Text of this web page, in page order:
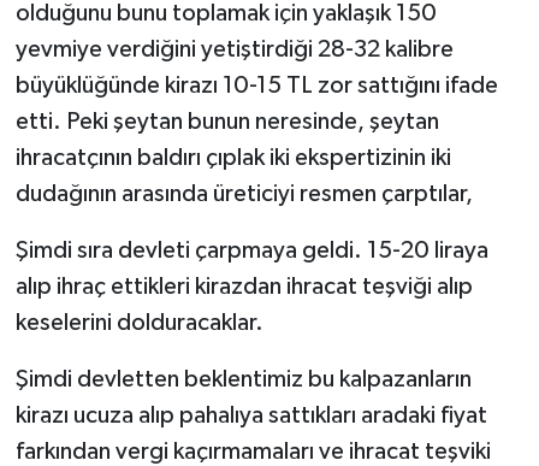
olduğunu bunu toplamak için yaklaşık 150
yevmiye verdiğini yetiştirdiği 28-32 kalibre
büyüklüğünde kirazı 10-15 TL zor sattığını ifade
etti. Peki şeytan bunun neresinde, şeytan
ihracatçının baldırı çıplak iki ekspertizinin iki
dudağının arasında üreticiyi resmen çarptılar,
Şimdi sıra devleti çarpmaya geldi. 15-20 liraya
alıp ihraç ettikleri kirazdan ihracat teşviği alıp
keselerini dolduracaklar.
Şimdi devletten beklentimiz bu kalpazanların
kirazı ucuza alıp pahalıya sattıkları aradaki fiyat
farkından vergi kaçırmamaları ve ihracat teşviki